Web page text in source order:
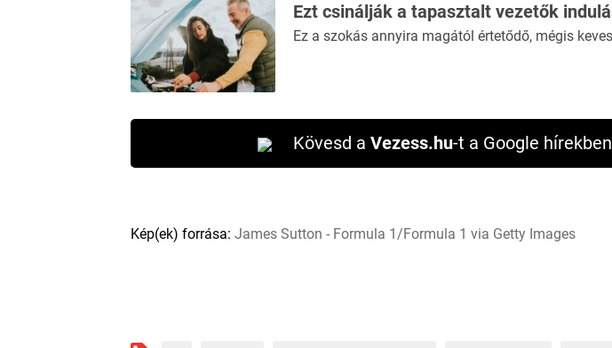
Ezt csinálják a tapasztalt vezetők
Ez a szokás annyira magától értetődő, mégis
Kövesd a Vezess.hu-t a Google
Kép(ek) forrása: James Sutton - Formula 1/Formula 1 via Getty Images